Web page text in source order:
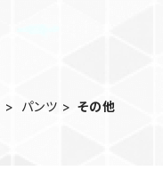
パンツ その他